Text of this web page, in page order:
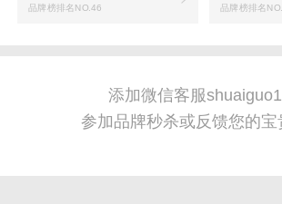
品牌榜排名NO.46 品牌榜排名
添加微信客服
参加品牌秒杀或反馈您的宝